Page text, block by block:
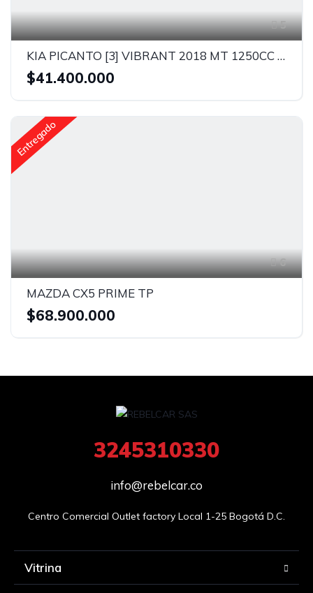
5
KIA PICANTO [3] VIBRANT 2018 MT 1250CC 2AB ABS AA R13
$41.400.000
Entregado
6
MAZDA CX5 PRIME TP
$68.900.000
3245310330
info@rebelcar.co
Centro Comercial Outlet factory Local 1-25 Bogotá D.C.
Vitrina